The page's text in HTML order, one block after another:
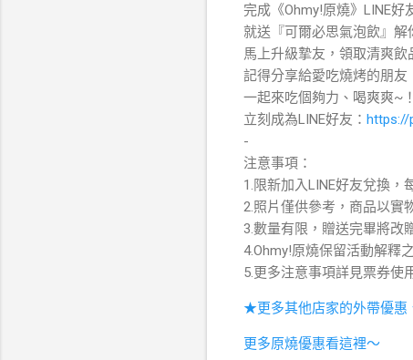
完成《Ohmy!原燒》LINE好
就送『可爾必思氣泡飲』
馬上升級摯友，領取清爽飲
記得分享給愛吃燒烤的朋友
一起來吃個夠力、喝爽爽~！
立刻成為LINE好友： https://
-
注意事項：
1.限新加入LINE好友兌換，
2.照片僅供參考，商品以實
3.數量有限，贈送完畢將改
4.Ohmy!原燒保留活動解釋
5.更多注意事項詳見票券使
★更多其他店家的外帶優惠
更多原燒優惠看這裡～